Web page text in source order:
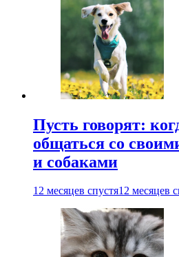
Пусть говорят:
общаться со
и собаками
12 месяцев спустя12 месяцев